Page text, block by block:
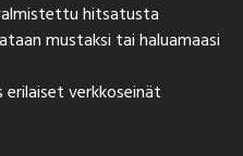
hitsatusta
mustaksi tai haluamaasi
verkkoseinät